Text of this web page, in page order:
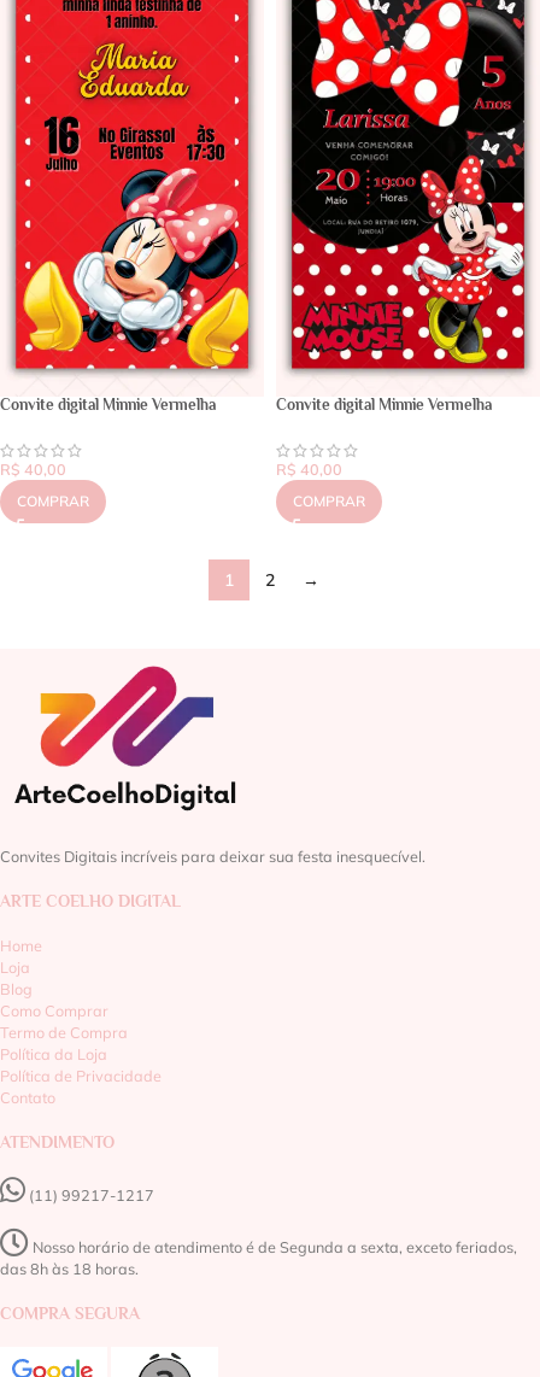
Convite digital Minnie Vermelha
R$ 40,00
COMPRAR
Convite digital Minnie Vermelha
R$ 40,00
COMPRAR
1 2 →
Convites Digitais incríveis para deixar sua festa inesquecível.
ARTE COELHO DIGITAL
Home
Loja
Blog
Como Comprar
Termo de Compra
Política da Loja
Política de Privacidade
Contato
ATENDIMENTO
(11) 99217-1217‬
Nosso horário de atendimento é de Segunda a sexta, exceto feriados,
das 8h às 18 horas.
COMPRA SEGURA